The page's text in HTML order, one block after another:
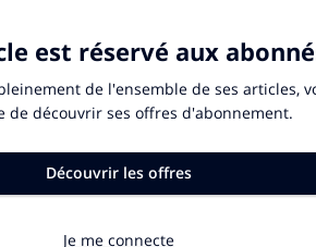
ou l’éducation, la formation, le
novembre, à l’occasion du Mois de
déposés et récompensés